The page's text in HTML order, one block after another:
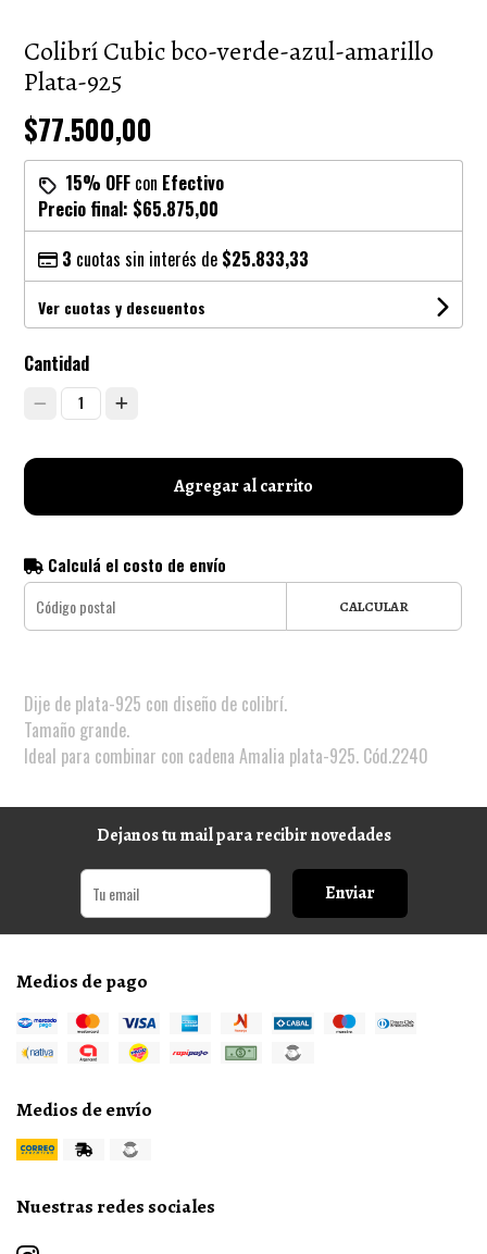
Colibrí Cubic bco-verde-azul-amarillo
Plata-925
$77.500,00
15% OFF con Efectivo
Precio final: $65.875,00
3 cuotas sin interés de $25.833,33
Ver cuotas y descuentos
Cantidad
1
Agregar al carrito
Calculá el costo de envío
CALCULAR
Dije de plata-925 con diseño de colibrí.
Tamaño grande.
Ideal para combinar con cadena Amalia plata-925. Cód.2240
Dejanos tu mail para recibir novedades
Enviar
Medios de pago
Medios de envío
Nuestras redes sociales